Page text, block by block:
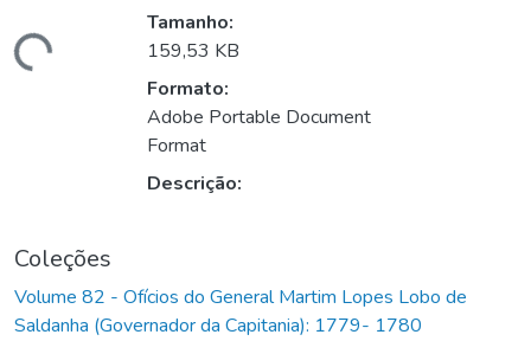
Tamanho:
159,53 KB
Formato:
Adobe Portable Document
Format
Descrição:
Coleções
Volume 82 - Ofícios do General Martim Lopes Lobo de
Saldanha (Governador da Capitania): 1779- 1780